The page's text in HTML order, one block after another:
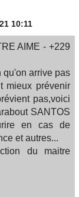
10:11
AIME - +229
qu'on arrive pas
mieux prévenir
pas,voici
SANTOS
en cas de
et autres...
du maitre